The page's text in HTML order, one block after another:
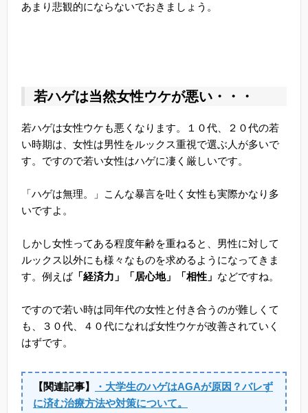
あまり悲観的にならないでおきましょう。
若ハゲは当然女性ウケが悪い・・・
若ハゲは女性ウケも悪くなります。１０代、２０代の若
い時期は、女性は男性をルックス重視で選ぶ人が多いで
す。ですので若い女性はハゲに凄く厳しいです。
「ハゲは無理。」こんな暴言を吐く女性も実際かなり多
いですよ。
しかし女性ってある程度年齢を重ねると、男性に対して
ルックス以外にも様々なものを求めるようになってきま
す。例えば「経済力」「居心地」「相性」 などですね。
ですので若い時は同年代の女性と付き合うのが難しくて
も、３０代、４０代になれば女性ウケが改善されていく
はずです。
【関連記事】
・大学生のハゲはAGAが原因？バレず
に済む治療方法や対策について。